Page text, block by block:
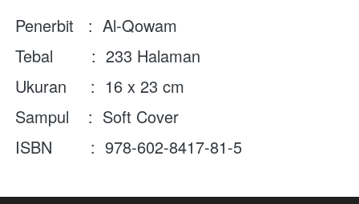
Penerbit   : Al-Qowam
Tebal        :  233 Halaman
Ukuran     :  16 x 23 cm
Sampul    :  Soft Cover
ISBN        :  978-602-8417-81-5